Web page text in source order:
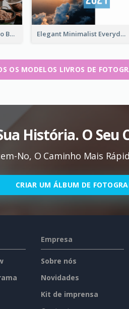
Cooking Everyday Photo Book Elegant Minimalist Everyday Photo Book
OS MODELOS LIVROS DE
História. O Seu
No, O Caminho Mais
CRIAR UM ÁLBUM DE
Empresa
Sobre nós
Novidades
Kit de imprensa